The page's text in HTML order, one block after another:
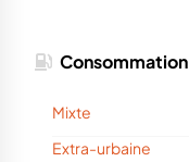
Consommation
Mixte
Extra-urbaine